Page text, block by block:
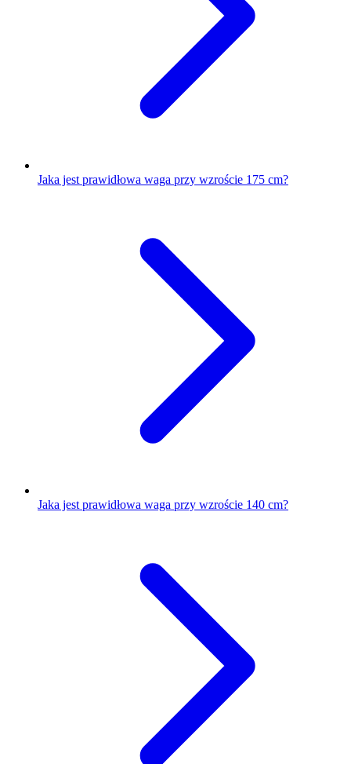
Jaka jest prawidłowa waga przy wzroście 175 cm?
Jaka jest prawidłowa waga przy wzroście 140 cm?